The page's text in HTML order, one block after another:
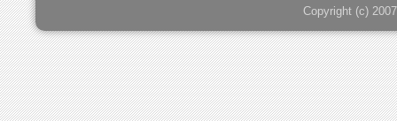
Copyright (c)